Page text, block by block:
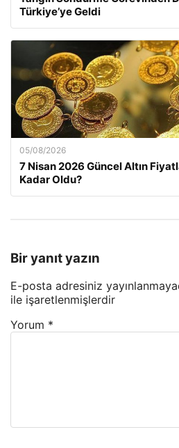
Türkiye’ye Geldi
05/08/2026
7 Nisan 2026 Güncel Altın
Kadar Oldu?
Bir yanıt yazın
E-posta adresiniz
ile işaretlenmişlerdir
Yorum *